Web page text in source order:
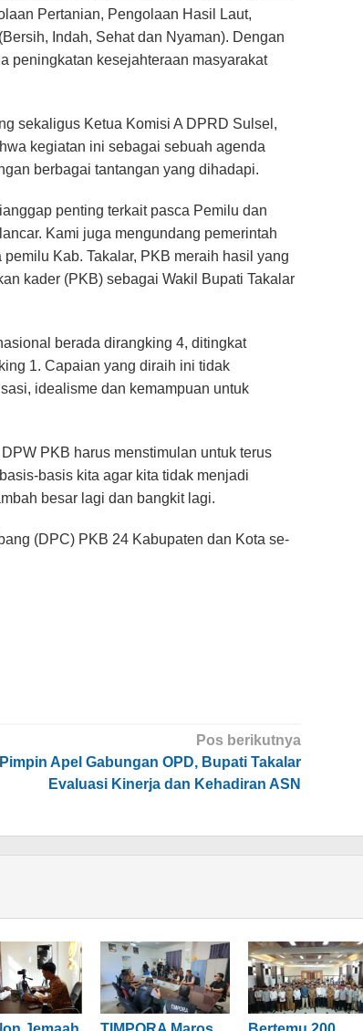
Pertanian, Pengolaan Hasil Laut,
Indah, Sehat dan Nyaman). Dengan
peningkatan kesejahteraan masyarakat
sekaligus Ketua Komisi A DPRD Sulsel,
kegiatan ini sebagai sebuah agenda
berbagai tantangan yang dihadapi.
penting terkait pasca Pemilu dan
Kami juga mengundang pemerintah
Kab. Takalar, PKB meraih hasil yang
kader (PKB) sebagai Wakil Bupati Takalar
berada dirangking 4, ditingkat
1. Capaian yang diraih ini tidak
idealisme dan kemampuan untuk
PKB harus menstimulan untuk terus
basis kita agar kita tidak menjadi
besar lagi dan bangkit lagi.
(DPC) PKB 24 Kabupaten dan Kota se-
Pos berikutnya
Pimpin Apel Gabungan OPD, Bupati Takalar
Evaluasi Kinerja dan Kehadiran ASN